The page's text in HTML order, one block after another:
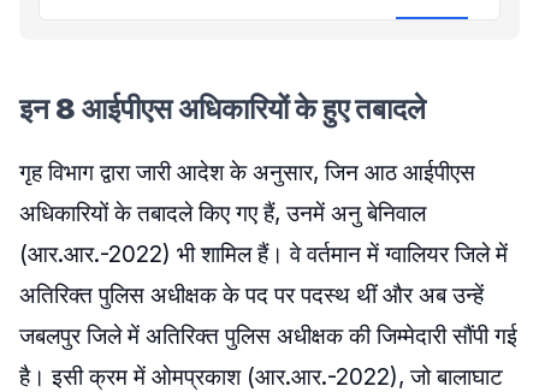
इन 8 आईपीएस अधिकारियों के हुए तबादले
गृह विभाग द्वारा जारी आदेश के अनुसार, जिन आठ आईपीएस
अधिकारियों के तबादले किए गए हैं, उनमें अनु बेनिवाल
(आर.आर.-2022) भी शामिल हैं। वे वर्तमान में ग्वालियर जिले में
अतिरिक्त पुलिस अधीक्षक के पद पर पदस्थ थीं और अब उन्हें
जबलपुर जिले में अतिरिक्त पुलिस अधीक्षक की जिम्मेदारी सौंपी गई
है। इसी क्रम में ओमप्रकाश (आर.आर.-2022), जो बालाघाट